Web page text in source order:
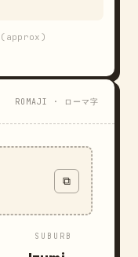
(approx)
ROMAJI · ローマ字
⧉
SUBURB